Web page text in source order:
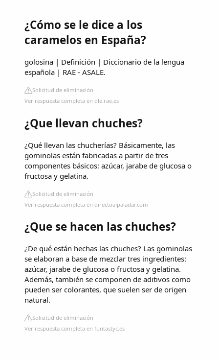
¿Cómo se le dice a los
caramelos en España?
golosina | Definición | Diccionario de la lengua
española | RAE - ASALE.
Solicitud de eliminación
Ver respuesta completa en dle.rae.es
¿Que llevan chuches?
¿Qué llevan las chucherías? Básicamente, las
gominolas están fabricadas a partir de tres
componentes básicos: azúcar, jarabe de glucosa o
fructosa y gelatina.
Solicitud de eliminación
Ver respuesta completa en directoalpaladar.com
¿Que se hacen las chuches?
¿De qué están hechas las chuches? Las gominolas
se elaboran a base de mezclar tres ingredientes:
azúcar, jarabe de glucosa o fructosa y gelatina.
Además, también se componen de aditivos como
pueden ser colorantes, que suelen ser de origen
natural.
Solicitud de eliminación
Ver respuesta completa en funtastyc.es